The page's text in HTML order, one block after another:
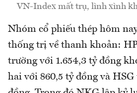
VN-Index mất trụ, lình xình
Nhóm cổ phiếu thép hôm
thống trị về thanh khoản:
trường với 1.654,3 tỷ đồng
hai với 860,5 tỷ đồng và